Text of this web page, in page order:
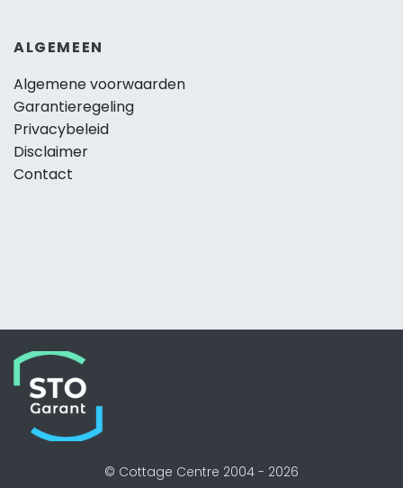
ALGEMEEN
Algemene voorwaarden
Garantieregeling
Privacybeleid
Disclaimer
Contact
© Cottage Centre 2004 - 2026